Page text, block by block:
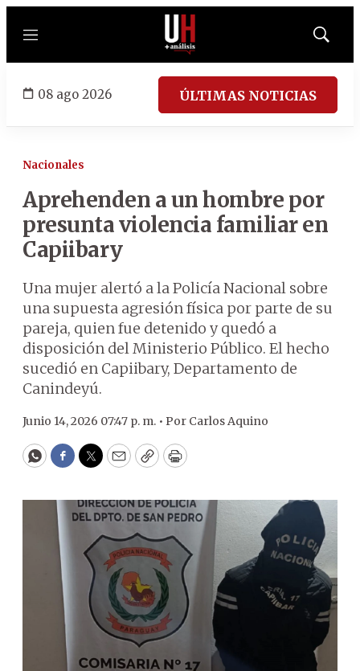
Menú
Mostrar
08 ago 2026 ÚLTIMAS NOTICIAS
Nacionales
Aprehenden a un hombre por
presunta violencia familiar en
Capiibary
Una mujer alertó a la Policía Nacional sobre
una supuesta agresión física por parte de su
pareja, quien fue detenido y quedó a
disposición del Ministerio Público. El hecho
sucedió en Capiibary, Departamento de
Canindeyú.
Junio 14, 2026 07:47 p. m. • Por Carlos Aquino
WhatsApp
Facebook
Twitter
EmailCopyPrint